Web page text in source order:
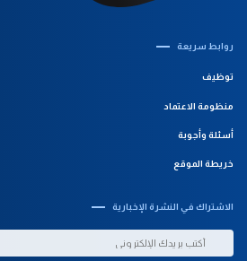
روابط سريعة‎
توظيف
منظومة الاعتماد
أسئلة وأجوبة
خريطة الموقع
الاشتراك في النشرة الإخبارية